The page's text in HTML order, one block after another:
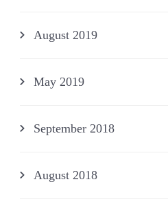
August 2019
May 2019
September 2018
August 2018